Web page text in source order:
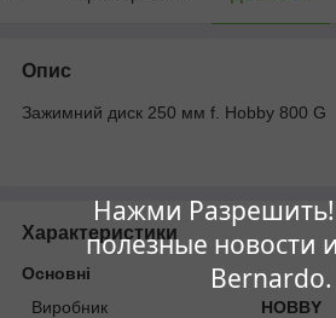
Нажми
полезные новости
Bernardo.
Опис
Зажимний диск 250 мм f. Hobby 800 G
Характеристики
Основні
Виробник
HOBBY